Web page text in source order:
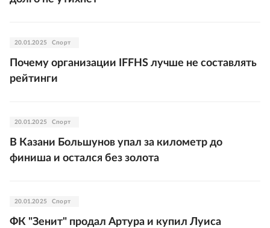
20.01.2025 Спорт
Почему организации IFFHS лучше не составлять
рейтинги
20.01.2025 Спорт
В Казани Большунов упал за километр до
финиша и остался без золота
20.01.2025 Спорт
ФК "Зенит" продал Артура и купил Луиса